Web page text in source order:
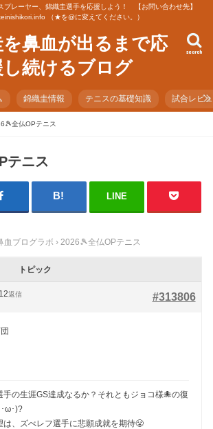
プレーヤー、錦織圭選手を応援しよう！ 【お問い合わせ先】
（★を@に変えてください。）
鼻血が出るまで応
続けるブログ
search
錦織圭情報 テニスの基礎知識 試合レビ
全仏OPテニス
テニス
LINE
血ブログラボ › 2026🎾全仏OPテニス
トピック
#313806
返信
手の生涯GS達成なるか？それともジョコ様🐙の復
･ω･)?
は、ズべレフ選手に悲願成就を期待😤